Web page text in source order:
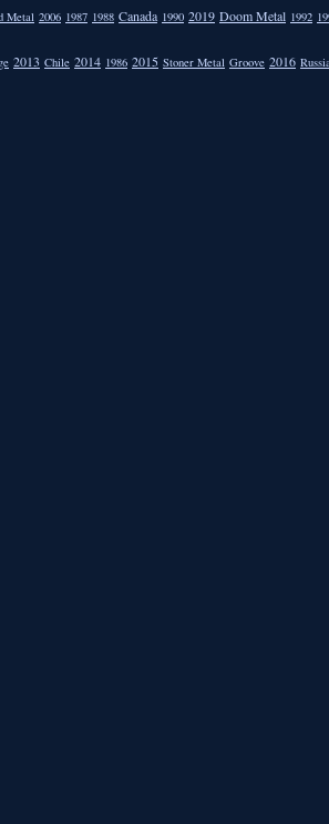
Metal 2006 1987 1988 Canada 1990 2019 Doom Metal 1992
2013 Chile 2014 1986 2015 Stoner Metal Groove 2016